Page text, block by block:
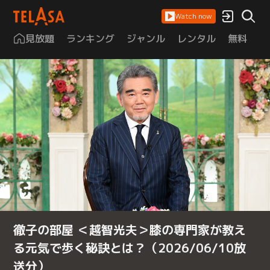
Watch now
見放題 ランキング ジャンル レンタル 無料
徹子の部屋 ＜越智光夫＞膝の専門家が教え
る元気で歩く秘訣とは？（2026/06/10放
送分）